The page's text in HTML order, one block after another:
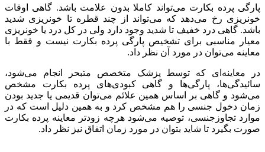
پارگی پرده بکارت می‌تواند کاملا بدون علامت باشد. گاهی اوقات
خونریزی رخ می‌دهد که می‌تواند از چند قطره تا خونریزی شدید
باشد. گاهی درد خفیف تا شدید وجود دارد ولی در کل درد یا خونریزی
معیار مناسبی برای تشخیص پارگی پرده بکارت نیست و فقط با
معاینه می‌توان در مورد آن نظر داد.
در معاینه‌ای که توسط پزشک متخصص متبحر انجام می‌شود،
سائیدگی‌ها، پارگی‌ها و گاهی کبودی‌های پرده بکارت مشخص
می‌شود و گاهی بر اساس همین علائم می‌توان قدیمی یا جدید بودن
زمان دخول جنسی را هم مشخص کرد و به همین دلیل است که در
موارد تجاوزجنسی، توصیه می‌شود هرچه زودتر معاینه پرده بکارت
صورت بگیرد تا شاید بتوان در مورد زمان اتفاق نیز نظر داد.